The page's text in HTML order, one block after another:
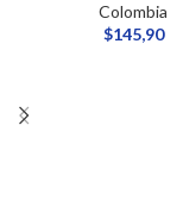
Colombia
$145,90